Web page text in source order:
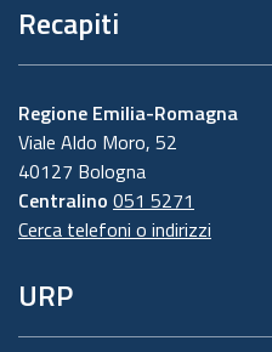
Recapiti
Regione Emilia-Romagna
Viale Aldo Moro, 52
40127 Bologna
Centralino 051 5271
Cerca telefoni o indirizzi
URP